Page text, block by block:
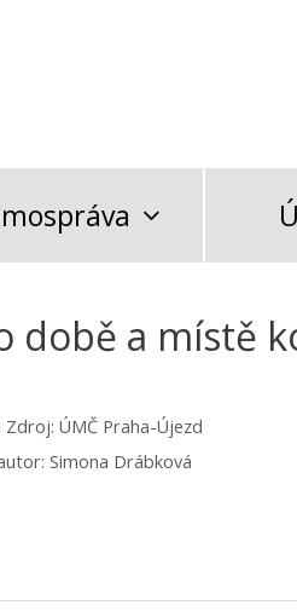
době a místě
Zdroj: ÚMČ Praha-Újezd
Simona Drábková